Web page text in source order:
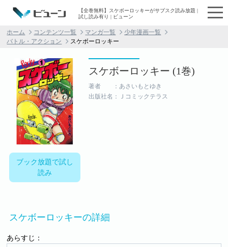
【全巻無料】スケボーロッキーがサブスク読み放題 |
試し読み有り | ビューン
ホーム コンテンツ一覧 マンガ一覧
少年漫画一覧
バトル・アクション
スケボーロッキー
ブック放題で試し
読み
スケボーロッキー (1巻)
著者 ：あさいもとゆき
出版社名：Ｊコミックテラス
スケボーロッキーの詳細
あらすじ：